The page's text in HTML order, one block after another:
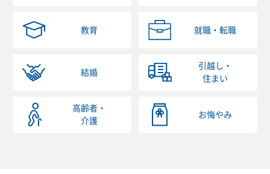
教育 就職・転職
結婚
引越し・
住まい
高齢者・
介護
お悔やみ